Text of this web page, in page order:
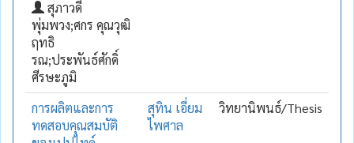
สุภาวดี
พุ่มพวง;ศกร คุณวุฒิ
ฤทธิ
รณ;ประพันธ์ศักดิ์
ศีรษะภูมิ
การผลิตและการ
ทดสอบคุณสมบัติ
สุทิน เอี่ยม
ไพศาล
วิทยานิพนธ์/Thesis